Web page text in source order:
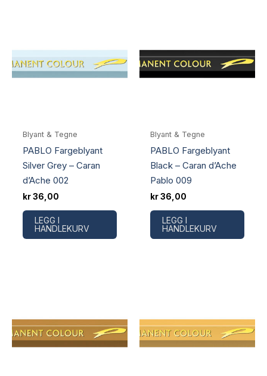
Blyant & Tegne
PABLO Fargeblyant
Silver Grey – Caran
d’Ache 002
kr36,00
LEGG I
HANDLEKURV
Blyant & Tegne
PABLO Fargeblyant
Black – Caran d’Ache
Pablo 009
kr36,00
LEGG I
HANDLEKURV